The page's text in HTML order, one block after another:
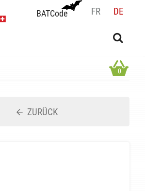
BATCode FR DE
OK
0
ZURÜCK